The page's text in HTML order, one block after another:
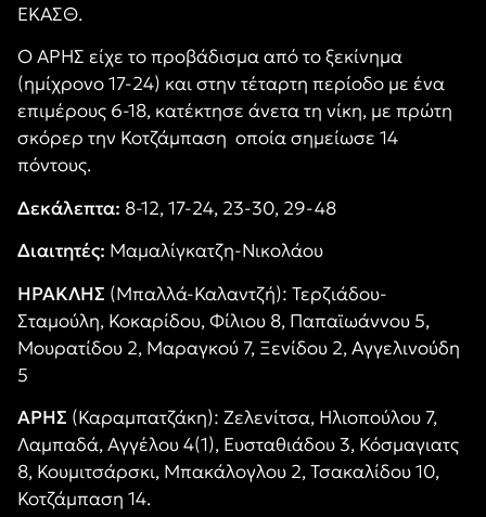
ΕΚΑΣΘ.
Ο ΑΡΗΣ είχε το προβάδισμα από το ξεκίνημα
(ημίχρονο 17-24) και στην τέταρτη περίοδο με ένα
επιμέρους 6-18, κατέκτησε άνετα τη νίκη, με πρώτη
σκόρερ την Κοτζάμπαση οποία σημείωσε 14
πόντους.
Δεκάλεπτα: 8-12, 17-24, 23-30, 29-48
Διαιτητές: Μαμαλίγκατζη-Νικολάου
ΗΡΑΚΛΗΣ (Μπαλλά-Καλαντζή): Τερζιάδου-
Σταμούλη, Κοκαρίδου, Φίλιου 8, Παπαϊωάννου 5,
Μουρατίδου 2, Μαραγκού 7, Ξενίδου 2, Αγγελινούδη
5
ΑΡΗΣ (Καραμπατζάκη): Ζελενίτσα, Ηλιοπούλου 7,
Λαμπαδά, Αγγέλου 4(1), Ευσταθιάδου 3, Κόσμαγιατς
8, Κουμιτσάρσκι, Μπακάλογλου 2, Τσακαλίδου 10,
Κοτζάμπαση 14.